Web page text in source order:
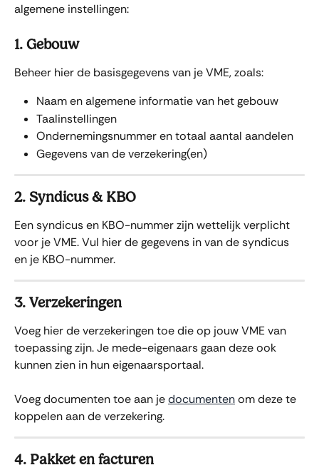
algemene instellingen:
1. Gebouw
Beheer hier de basisgegevens van je VME, zoals:
Naam en algemene informatie van het gebouw
Taalinstellingen
Ondernemingsnummer en totaal aantal aandelen
Gegevens van de verzekering(en)
2. Syndicus & KBO
Een syndicus en KBO-nummer zijn wettelijk verplicht
voor je VME. Vul hier de gegevens in van de syndicus
en je KBO-nummer.
3. Verzekeringen
Voeg hier de verzekeringen toe die op jouw VME van
toepassing zijn. Je mede-eigenaars gaan deze ook
kunnen zien in hun eigenaarsportaal.
Voeg documenten toe aan je documenten om deze te
koppelen aan de verzekering.
4. Pakket en facturen